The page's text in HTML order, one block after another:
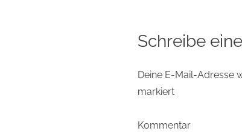
Schreibe
Deine E-Mail-Adresse
markiert
Kommentar